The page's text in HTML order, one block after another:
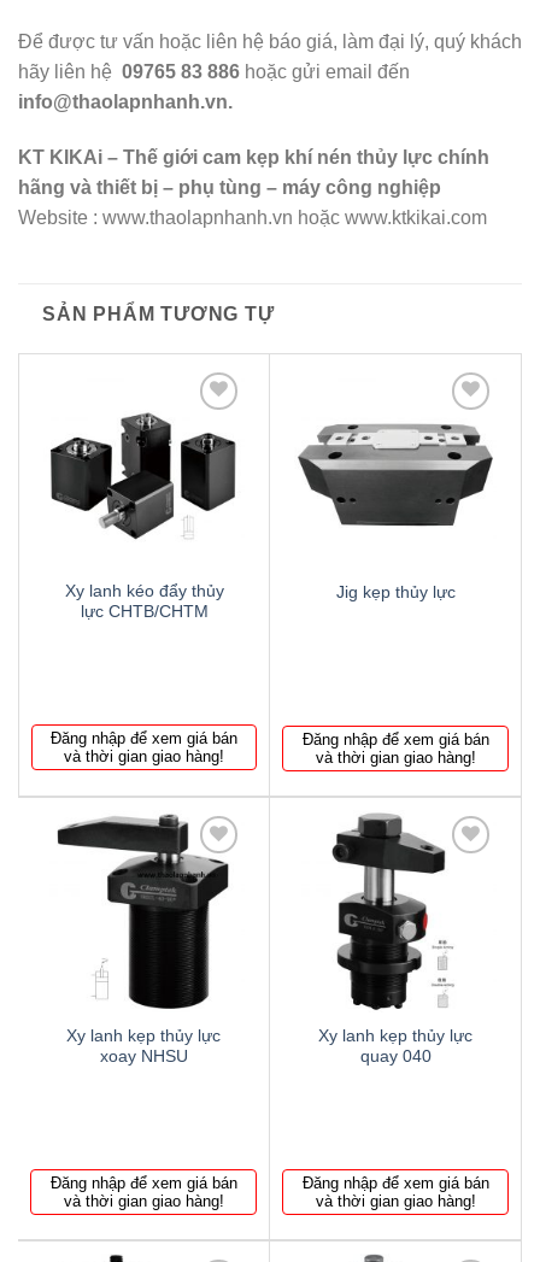
Để được tư vấn hoặc liên hệ báo giá, làm đại lý, quý khách
hãy liên hệ 09765 83 886 hoặc gửi email đến
info@thaolapnhanh.vn.
KT KIKAi – Thế giới cam kẹp khí nén thủy lực chính
hãng và thiết bị – phụ tùng – máy công nghiệp
Website : www.thaolapnhanh.vn hoặc www.ktkikai.com
SẢN PHẨM TƯƠNG TỰ
Thêm
Xy lanh kéo đẩy thủy
lực CHTB/CHTM
Đăng nhập để xem giá bán
và thời gian giao hàng!
Thêm
to
Jig kẹp thủy lực
Đăng nhập để xem giá bán
và thời gian giao hàng!
Thêm
to
wishlist
Xy lanh kẹp thủy lực
xoay NHSU
Đăng nhập để xem giá bán
và thời gian giao hàng!
Xy lanh kẹp thủy lực
quay 040
Đăng nhập để xem giá bán
và thời gian giao hàng!